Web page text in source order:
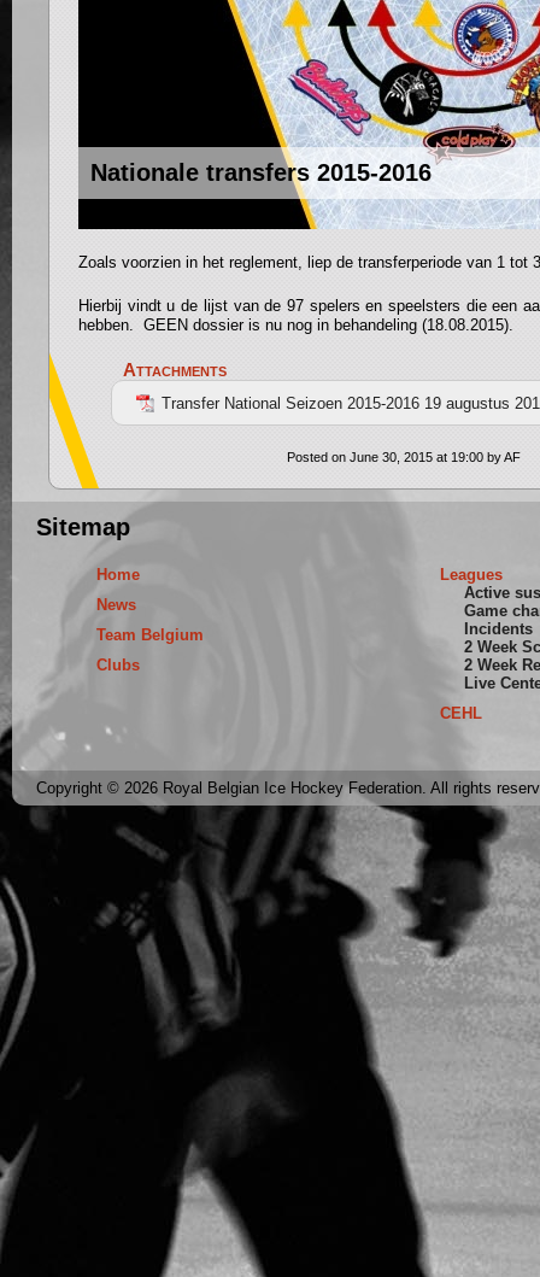
Nationale transfers 2015-2016
Zoals voorzien in het reglement, liep de transferperiode van 1 tot
Hierbij vindt u de lijst van de 97 spelers en speelsters die een
hebben. GEEN dossier is nu nog in behandeling (18.08.2015).
Attachments
Transfer National Seizoen 2015-2016 19 augustus
Posted on June 30, 2015 at 19:00 by AF
Sitemap
Home
News
Team Belgium
Clubs
Leagues
Active
Game
Incidents
2 Week
2 Week
Live
CEHL
Copyright © 2026 Royal Belgian Ice Hockey Federation. All rights